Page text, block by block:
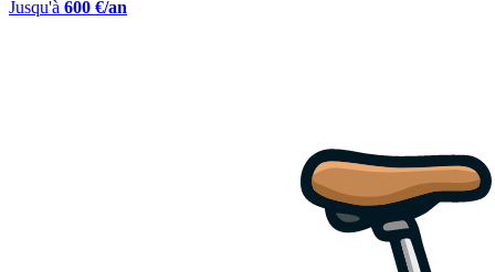
Jusqu'à 600 €/an